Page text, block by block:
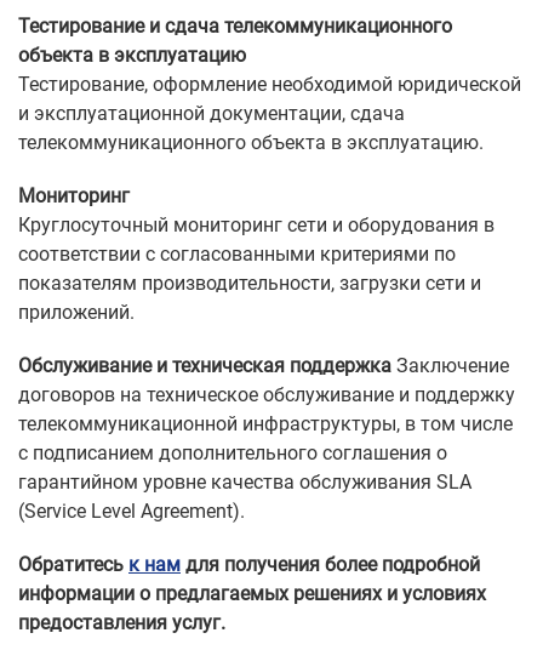
Тестирование и сдача телекоммуникационного
объекта в эксплуатацию
Тестирование, оформление необходимой юридической
и эксплуатационной документации, сдача
телекоммуникационного объекта в эксплуатацию.
Мониторинг
Круглосуточный мониторинг сети и оборудования в
соответствии с согласованными критериями по
показателям производительности, загрузки сети и
приложений.
Обслуживание и техническая поддержка Заключение
договоров на техническое обслуживание и поддержку
телекоммуникационной инфраструктуры, в том числе
с подписанием дополнительного соглашения о
гарантийном уровне качества обслуживания SLA
(Service Level Agreement).
Обратитесь к нам для получения более подробной
информации о предлагаемых решениях и условиях
предоставления услуг.